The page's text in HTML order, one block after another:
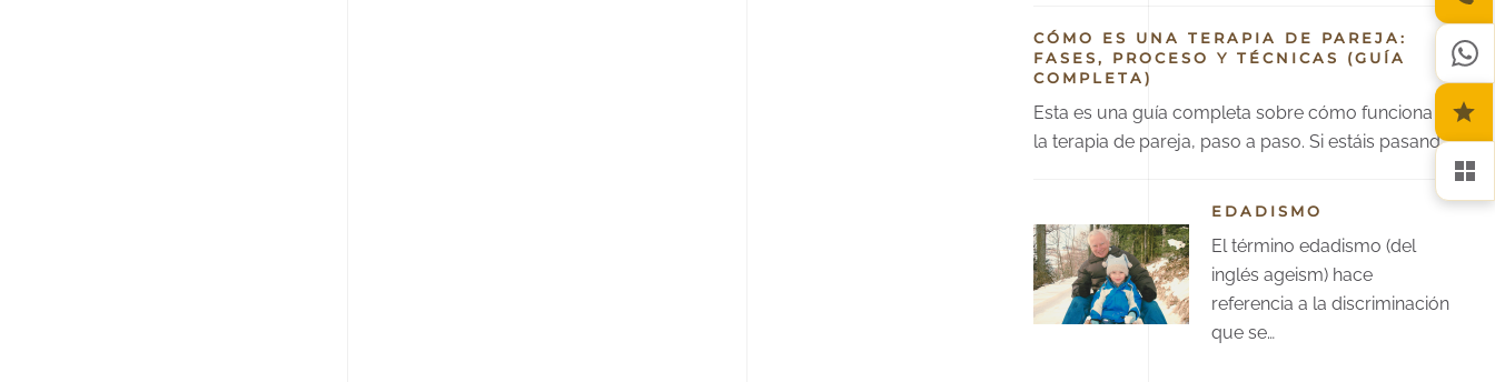
CÓMO ES UNA TERAPIA DE PAREJA:
FASES, PROCESO Y TÉCNICAS (GUÍA
COMPLETA)
Esta es una guía completa sobre cómo funciona
la terapia de pareja, paso a paso. Si estáis pasand…
EDADISMO
El término edadismo (del
inglés ageism) hace
referencia a la discriminación
que se…